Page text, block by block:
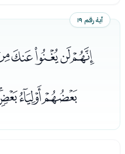
آية رقم ١٩